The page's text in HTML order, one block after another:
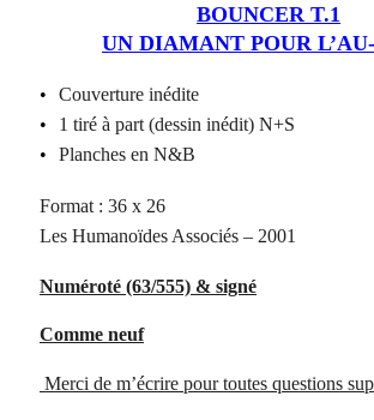
BOUNCER T.1
UN DIAMANT POUR
•
Couverture inédite
•
1 tiré à part (dessin inédit) N+S
•
Planches en N&B
Format : 36 x 26
Les Humanoïdes Associés – 2001
Numéroté (63/555) & signé
Comme neuf
Merci de m’écrire pour toutes questions